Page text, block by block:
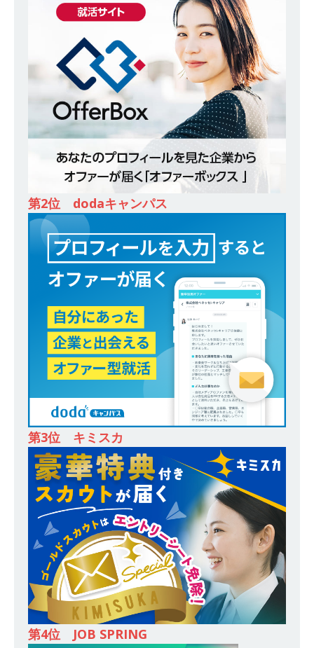
ンカンパニー 】世界トップシェアの半導体技術
を持つグローバルメーカー ｜ 年間休日129日・
土日祝完全休み ｜ 売上高1,138億円 ｜ プライム
上場 ｜ 新電元工業
体育会積極採用企業
[ 2026年5月14日 ]
【 28卒 ｜ 適性検査合否免
除・面接確約!! ｜ 1dayインターンあり 】 東京勤
務限定 ｜ 世界No.1の不動産投資市場東京で投資
住宅販売をリードする企業 ｜ 土地仕入れから物
件販売までを担う ｜ 平均年収809万 ｜ 年間休日
130日・土日祝完全休み ｜ スタンダード上場 ｜
明豊エンタープライズ
体育会積極採用企業
[ 2026年5月14日 ] 【 28卒 ｜ 適性検査合否免
除・面接確約!! ｜ 1dayインターンあり 】東京勤
務・転勤なし ｜ 投資用住宅販売をリードする企
業が手がける賃貸アパート・マンションの管理を
行う ｜ 年間休日125日以上 ｜ 不動産業ではレア
な私服出社OK ｜ 土日祝完全休み ｜ スタンダー
ド上場 明豊エンタープライズグループ ｜ 明豊プ
ロパティーズ
体育会積極採用企業
[ 2026年5月14日 ] 【 28卒 ｜ オープンカンパニ
ー｜東京勤務・転勤なし ｜ 文理不問 】 7期連続
200％増収!! ｜ 様々な業界の知識・スキルを身に
付けることが可能 ｜ データ分析のエキスパート
としてクライアントの課題を解決 ｜ 土日祝完全
休み ｜ データアナリティクスラボ
体育会積
極採用企業
[ 2026年5月14日 ]
第2位 dodaキャンパス
第3位 キミスカ
第4位 JOB SPRING